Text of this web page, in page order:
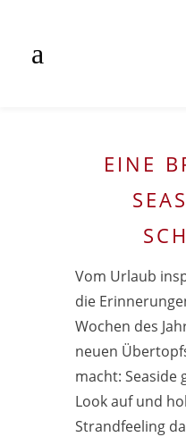
EINE
Vom Urlaub
die
Wochen des
neuen
macht:
Look auf und
Strandfeeling